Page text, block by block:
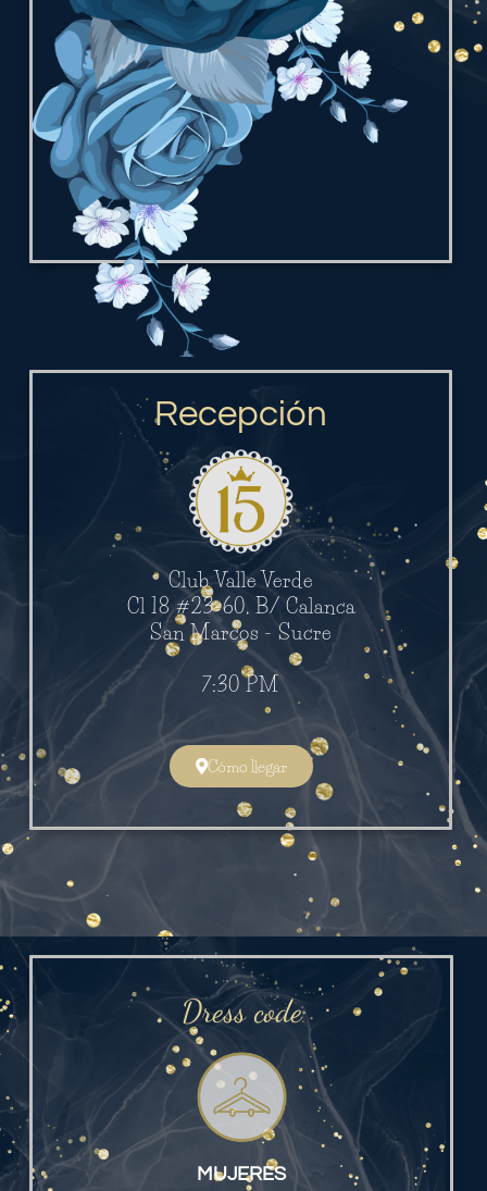
Recepción
Club Valle Verde
Cl 18 #23-60, B/ Calanca
San Marcos - Sucre
7:30 PM
Cómo llegar
Dress code
MUJERES